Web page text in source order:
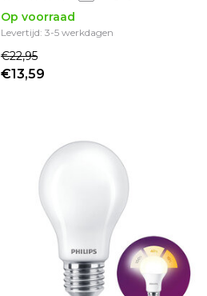
Op voorraad
Levertijd: 3-5 werkdagen
€22,95
€13,59